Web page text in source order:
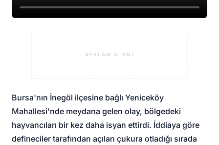
REKLAM ALANI
Bursa'nın İnegöl ilçesine bağlı Yeniceköy
Mahallesi'nde meydana gelen olay, bölgedeki
hayvancıları bir kez daha isyan ettirdi. İddiaya göre
defineciler tarafından açılan çukura otladığı sırada